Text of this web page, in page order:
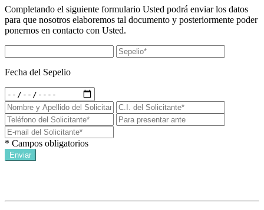
Completando el siguiente formulario Usted podrá enviar los datos
para que nosotros elaboremos tal documento y posteriormente poder
ponernos en contacto con Usted.
Fecha del Sepelio
* Campos obligatorios
Enviar